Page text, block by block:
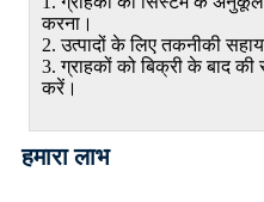
करना।
2. उत्पादों के लिए तकनीकी
3. ग्राहकों को बिक्री के बाद
करें।
हमारा लाभ